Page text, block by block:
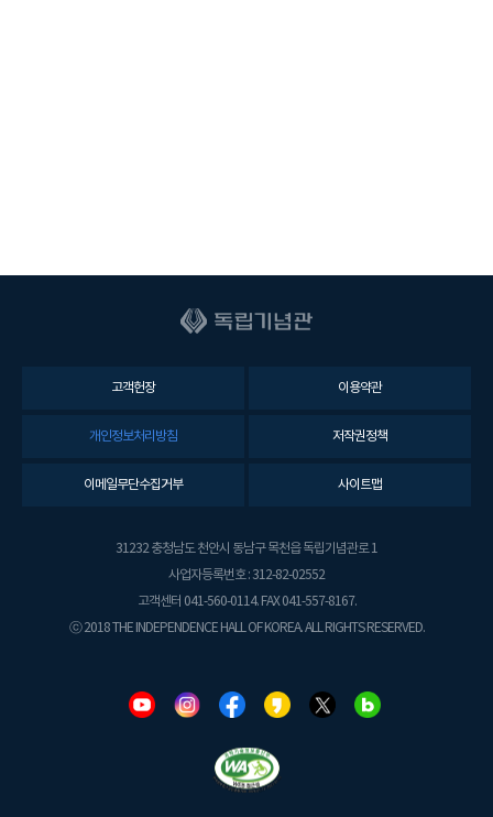
고객헌장 이용약관
개인정보처리방침 저작권정책
이메일무단수집거부 사이트맵
31232 충청남도 천안시 동남구 목천읍 독립기념관로 1
사업자등록번호 : 312-82-02552
고객센터 041-560-0114. FAX 041-557-8167.
ⓒ 2018 THE INDEPENDENCE HALL OF KOREA. ALL RIGHTS RESERVED.